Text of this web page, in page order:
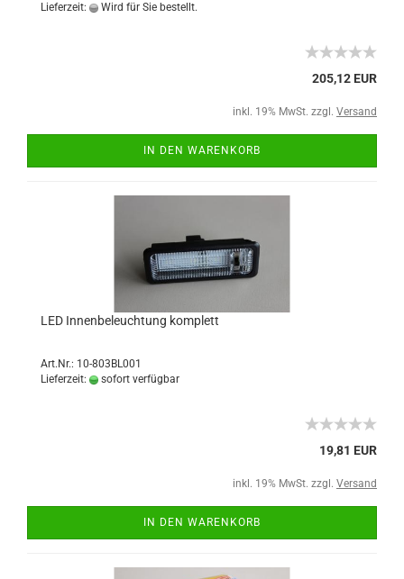
Lieferzeit:
Wird für Sie bestellt.
205,12 EUR
inkl. 19% MwSt. zzgl. Versand
IN DEN WARENKORB
LED Innenbeleuchtung komplett
Art.Nr.: 10-803BL001
Lieferzeit:
sofort verfügbar
19,81 EUR
inkl. 19% MwSt. zzgl. Versand
IN DEN WARENKORB